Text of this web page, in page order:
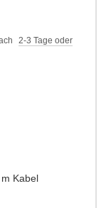
2-3 Tage oder